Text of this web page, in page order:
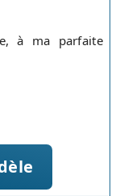
à ma parfaite